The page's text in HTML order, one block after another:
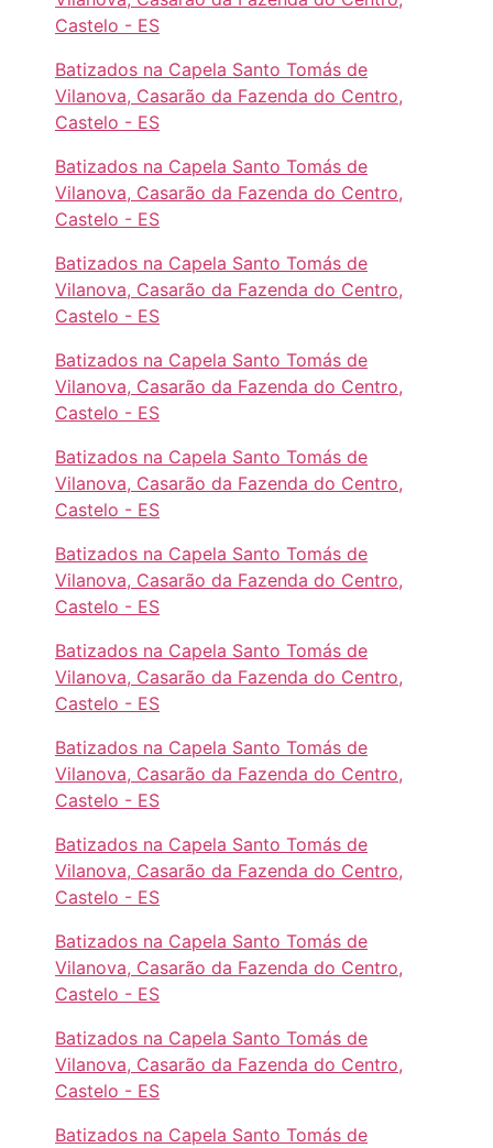
Castelo - ES
Batizados na Capela Santo Tomás de
Vilanova, Casarão da Fazenda do Centro,
Castelo - ES
Batizados na Capela Santo Tomás de
Vilanova, Casarão da Fazenda do Centro,
Castelo - ES
Batizados na Capela Santo Tomás de
Vilanova, Casarão da Fazenda do Centro,
Castelo - ES
Batizados na Capela Santo Tomás de
Vilanova, Casarão da Fazenda do Centro,
Castelo - ES
Batizados na Capela Santo Tomás de
Vilanova, Casarão da Fazenda do Centro,
Castelo - ES
Batizados na Capela Santo Tomás de
Vilanova, Casarão da Fazenda do Centro,
Castelo - ES
Batizados na Capela Santo Tomás de
Vilanova, Casarão da Fazenda do Centro,
Castelo - ES
Batizados na Capela Santo Tomás de
Vilanova, Casarão da Fazenda do Centro,
Castelo - ES
Batizados na Capela Santo Tomás de
Vilanova, Casarão da Fazenda do Centro,
Castelo - ES
Batizados na Capela Santo Tomás de
Vilanova, Casarão da Fazenda do Centro,
Castelo - ES
Batizados na Capela Santo Tomás de
Vilanova, Casarão da Fazenda do Centro,
Castelo - ES
Batizados na Capela Santo Tomás de